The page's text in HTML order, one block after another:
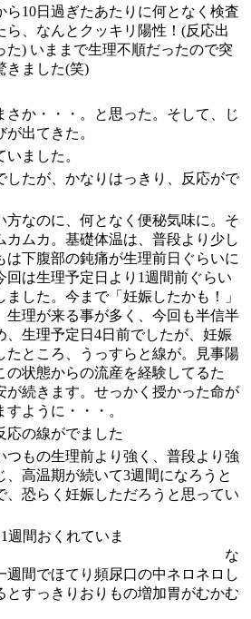
ら10日過ぎたあたりに何となく検査
ら、なんとクッキリ陽性！(反応出
た) いままで生理不順だったので突
きました(笑)
さか・・・。と思った。そして、じ
出てきた。
いました。
したが、かなりはっきり、反応がで
方なのに、何となく便秘気味に。そ
カムカ。基礎体温は、普段より少し
は下腹部の鈍痛が生理前日ぐらいに
回は生理予定日より1週間前ぐらい
ました。今まで「妊娠したかも！」
生理が来る事が多く、今回も半信半
、生理予定日4日前でしたが、妊娠
たところ、うっすらと線が。見事陽
の状態からの流産を経験してるた
が続きます。せっかく授かった命が
ように・・・。
応の線がでました
つもの生理前より強く、普段より強
、高温期が続いて3週間になろうと
、恐らく妊娠しただろうと思ってい
週間おくれていま
な
週間でほてり頻尿口の中ネロネロし
とすっきりおりもの増加胃がむかむ